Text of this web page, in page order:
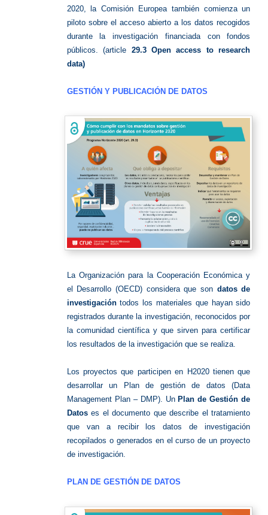
2020, la Comisión Europea también comienza un
piloto sobre el acceso abierto a los datos recogidos
durante la investigación financiada con fondos
públicos. (article 29.3 Open access to research
data)
GESTIÓN Y PUBLICACIÓN DE DATOS
La Organización para la Cooperación Económica y
el Desarrollo (OECD) considera que son datos de
investigacióntodos los materiales que hayan sido
registrados durante la investigación, reconocidos por
la comunidad científica y que sirven para certificar
los resultados de la investigación que se realiza.
Los proyectos que participen en H2020 tienen que
desarrollar un Plan de gestión de datos (Data
Management Plan – DMP). Un Plan de Gestión de
Datoses el documento que describe el tratamiento
que van a recibir los datos de investigación
recopilados o generados en el curso de un proyecto
de investigación.
PLAN DE GESTIÓN DE DATOS